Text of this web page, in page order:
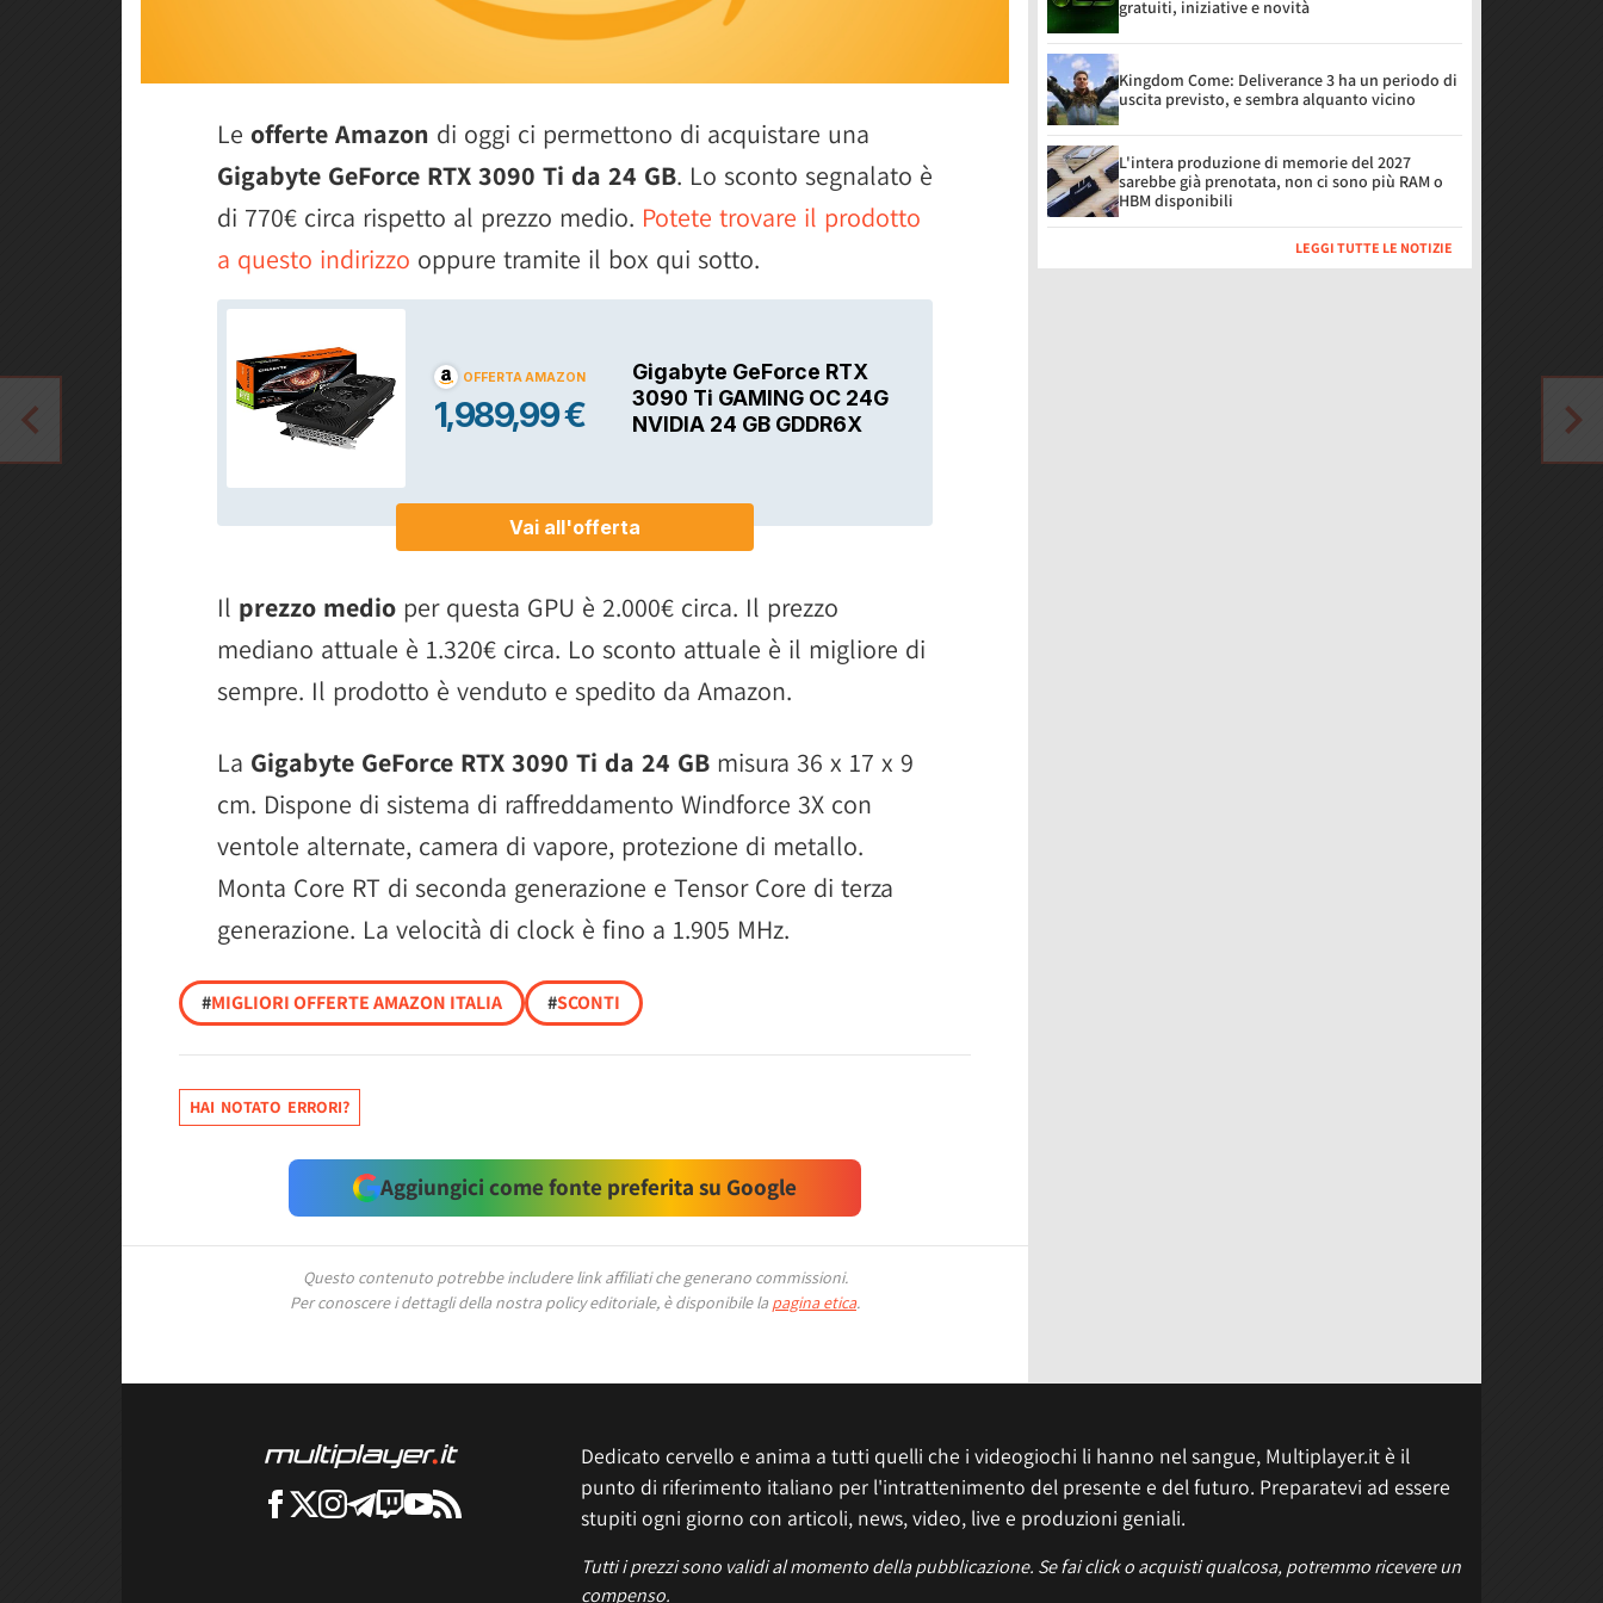
Le offerte Amazon di oggi ci permettono di acquistare una
Gigabyte GeForce RTX 3090 Ti da 24 GB. Lo sconto segnalato è
di 770€ circa rispetto al prezzo medio. Potete trovare il prodotto
a questo indirizzo oppure tramite il box qui sotto.
Il prezzo medio per questa GPU è 2.000€ circa. Il prezzo
mediano attuale è 1.320€ circa. Lo sconto attuale è il migliore di
sempre. Il prodotto è venduto e spedito da Amazon.
La Gigabyte GeForce RTX 3090 Ti da 24 GB misura ‎36 x 17 x 9
cm. Dispone di sistema di raffreddamento Windforce 3X con
ventole alternate, camera di vapore, protezione di metallo.
Monta Core RT di seconda generazione e Tensor Core di terza
generazione. La velocità di clock è fino a 1.905 MHz.
#MIGLIORI OFFERTE AMAZON ITALIA #SCONTI
HAI NOTATO ERRORI?
Aggiungici come fonte preferita su Google
Questo contenuto potrebbe includere link affiliati che generano commissioni.
Per conoscere i dettagli della nostra policy editoriale, è disponibile la pagina etica.
gratuiti, iniziative e novità
Kingdom Come: Deliverance 3 ha un periodo di
uscita previsto, e sembra alquanto vicino
L'intera produzione di memorie del 2027
sarebbe già prenotata, non ci sono più RAM o
HBM disponibili
LEGGI TUTTE LE NOTIZIE
Dedicato cervello e anima a tutti quelli che i videogiochi li hanno nel sangue, Multiplayer.it è il
punto di riferimento italiano per l'intrattenimento del presente e del futuro. Preparatevi ad essere
stupiti ogni giorno con articoli, news, video, live e produzioni geniali.
Tutti i prezzi sono validi al momento della pubblicazione. Se fai click o acquisti qualcosa, potremmo ricevere un
compenso.